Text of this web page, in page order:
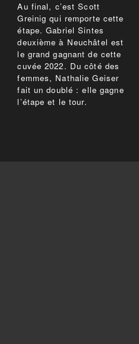
Au final, c’est Scott
Greinig qui remporte cette
étape. Gabriel Sintes
deuxième à Neuchâtel est
le grand gagnant de cette
cuvée 2022. Du côté des
femmes, Nathalie Geiser
fait un doublé : elle gagne
l’étape et le tour.